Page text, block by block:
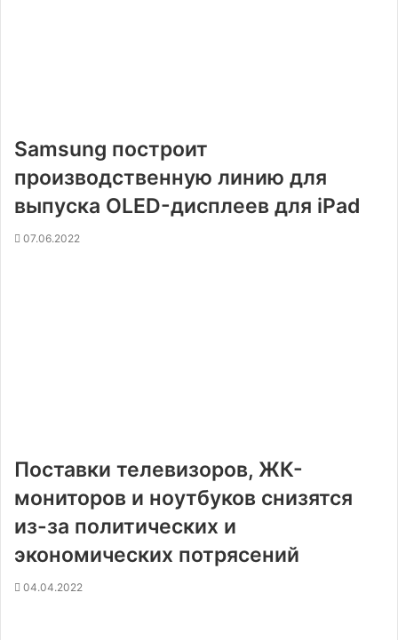
Samsung построит
производственную линию для
выпуска OLED-дисплеев для iPad
07.06.2022
Поставки телевизоров, ЖК-
мониторов и ноутбуков снизятся
из-за политических и
экономических потрясений
04.04.2022